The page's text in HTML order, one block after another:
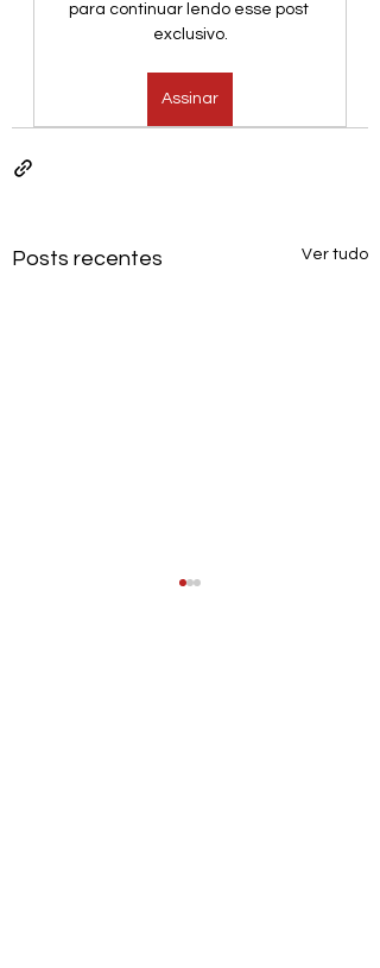
para continuar lendo esse post
exclusivo.
Assinar
Posts recentes Ver tudo